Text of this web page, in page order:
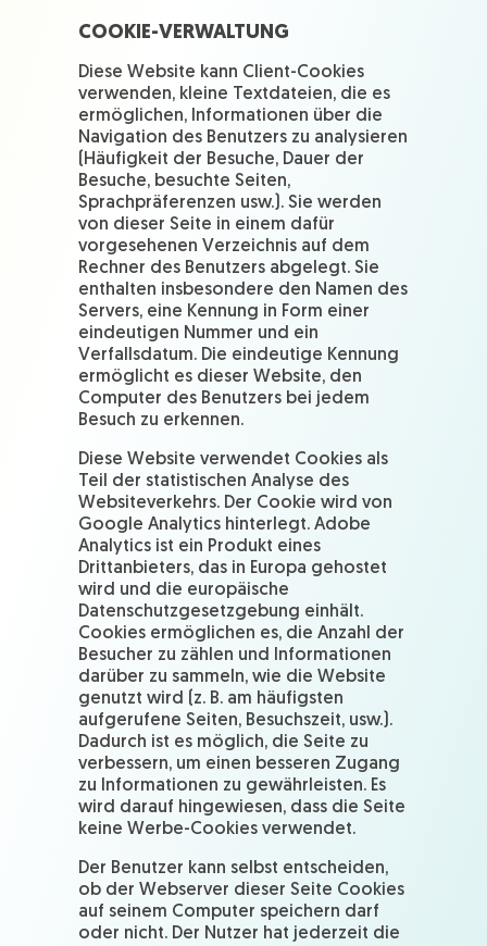
COOKIE-VERWALTUNG
Diese Website kann Client-Cookies
verwenden, kleine Textdateien, die es
ermöglichen, Informationen über die
Navigation des Benutzers zu analysieren
(Häufigkeit der Besuche, Dauer der
Besuche, besuchte Seiten,
Sprachpräferenzen usw.). Sie werden
von dieser Seite in einem dafür
vorgesehenen Verzeichnis auf dem
Rechner des Benutzers abgelegt. Sie
enthalten insbesondere den Namen des
Servers, eine Kennung in Form einer
eindeutigen Nummer und ein
Verfallsdatum. Die eindeutige Kennung
ermöglicht es dieser Website, den
Computer des Benutzers bei jedem
Besuch zu erkennen.
Diese Website verwendet Cookies als
Teil der statistischen Analyse des
Websiteverkehrs. Der Cookie wird von
Google Analytics hinterlegt. Adobe
Analytics ist ein Produkt eines
Drittanbieters, das in Europa gehostet
wird und die europäische
Datenschutzgesetzgebung einhält.
Cookies ermöglichen es, die Anzahl der
Besucher zu zählen und Informationen
darüber zu sammeln, wie die Website
genutzt wird (z. B. am häufigsten
aufgerufene Seiten, Besuchszeit, usw.).
Dadurch ist es möglich, die Seite zu
verbessern, um einen besseren Zugang
zu Informationen zu gewährleisten. Es
wird darauf hingewiesen, dass die Seite
keine Werbe-Cookies verwendet.
Der Benutzer kann selbst entscheiden,
ob der Webserver dieser Seite Cookies
auf seinem Computer speichern darf
oder nicht. Der Nutzer hat jederzeit die